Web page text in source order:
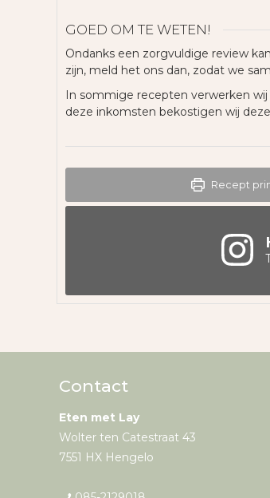
GOED OM TE WETEN!
Ondanks een zorgvuldige review
zijn, meld het ons dan, zodat we
In sommige recepten verwerken
deze inkomsten bekostigen wij
Recept
Contact
Eten met Lay
Wolter ten Catestraat 43
7551 HX Hengelo